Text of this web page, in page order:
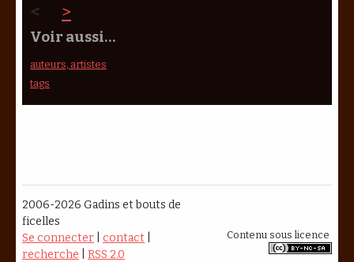
< >
Voir aussi…
auteurs, artistes
tags
2006-2026 Gadins et bouts de
ficelles
Se connecter
contact
recherche
RSS 2.0
Contenu sous licence